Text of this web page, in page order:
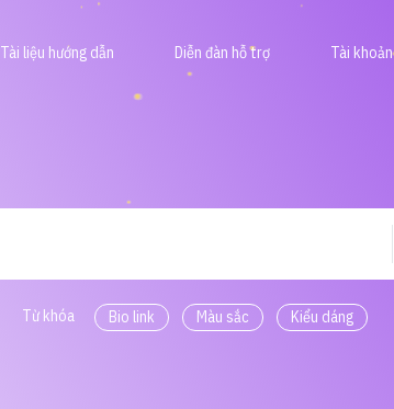
Tài liệu hướng dẫn Diễn đàn hỗ trợ Tài khoản
Từ khóa Bio link Màu sắc Kiểu dáng